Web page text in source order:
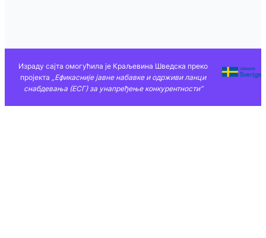
Израду сајта омогућила је Краљевина Шведска преко
пројекта „Ефикасније јавне набавке и одрживи ланци
снабдевања (ЕСГ) за унапређење конкурентности”